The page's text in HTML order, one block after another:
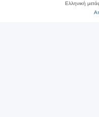
Ελληνική